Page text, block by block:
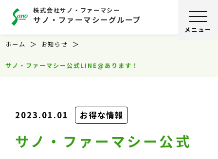
株式会社サノ・ファーマシー
サノ・ファーマシーグループ
ホーム お知らせ
サノ・ファーマシー公式LINE@あります！
2023.01.01 お得な情報
サノ・ファーマシー公式